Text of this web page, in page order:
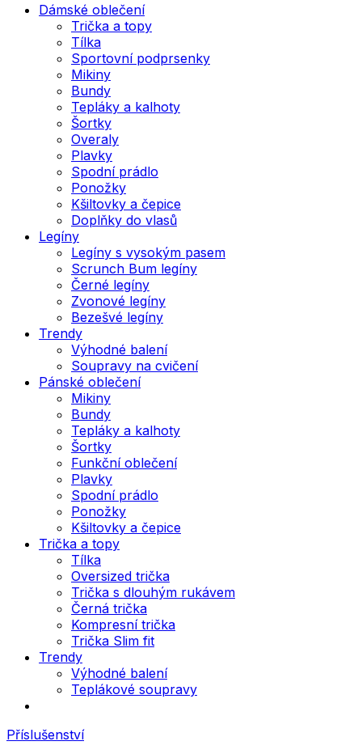
Dámské oblečení
Trička a topy
Tílka
Sportovní podprsenky
Mikiny
Bundy
Tepláky a kalhoty
Šortky
Overaly
Plavky
Spodní prádlo
Ponožky
Kšiltovky a čepice
Doplňky do vlasů
Legíny
Legíny s vysokým pasem
Scrunch Bum legíny
Černé legíny
Zvonové legíny
Bezešvé legíny
Trendy
Výhodné balení
Soupravy na cvičení
Pánské oblečení
Mikiny
Bundy
Tepláky a kalhoty
Šortky
Funkční oblečení
Plavky
Spodní prádlo
Ponožky
Kšiltovky a čepice
Trička a topy
Tílka
Oversized trička
Trička s dlouhým rukávem
Černá trička
Kompresní trička
Trička Slim fit
Trendy
Výhodné balení
Teplákové soupravy
Příslušenství